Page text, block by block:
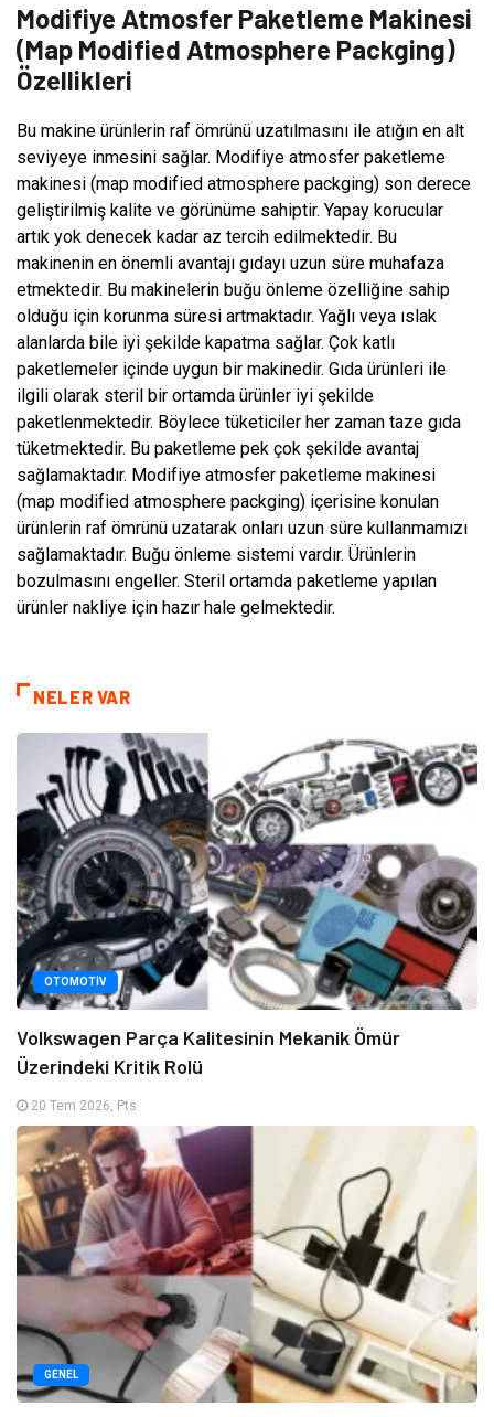
Modifiye Atmosfer Paketleme Makinesi
(Map Modified Atmosphere Packging)
Özellikleri
Bu makine ürünlerin raf ömrünü uzatılmasını ile atığın en alt
seviyeye inmesini sağlar. Modifiye atmosfer paketleme
makinesi (map modified atmosphere packging) son derece
geliştirilmiş kalite ve görünüme sahiptir. Yapay korucular
artık yok denecek kadar az tercih edilmektedir. Bu
makinenin en önemli avantajı gıdayı uzun süre muhafaza
etmektedir. Bu makinelerin buğu önleme özelliğine sahip
olduğu için korunma süresi artmaktadır. Yağlı veya ıslak
alanlarda bile iyi şekilde kapatma sağlar. Çok katlı
paketlemeler içinde uygun bir makinedir. Gıda ürünleri ile
ilgili olarak steril bir ortamda ürünler iyi şekilde
paketlenmektedir. Böylece tüketiciler her zaman taze gıda
tüketmektedir. Bu paketleme pek çok şekilde avantaj
sağlamaktadır. Modifiye atmosfer paketleme makinesi
(map modified atmosphere packging) içerisine konulan
ürünlerin raf ömrünü uzatarak onları uzun süre kullanmamızı
sağlamaktadır. Buğu önleme sistemi vardır. Ürünlerin
bozulmasını engeller. Steril ortamda paketleme yapılan
ürünler nakliye için hazır hale gelmektedir.
NELER VAR
OTOMOTIV
Volkswagen Parça Kalitesinin Mekanik Ömür
Üzerindeki Kritik Rolü
20 Tem 2026, Pts
GENEL